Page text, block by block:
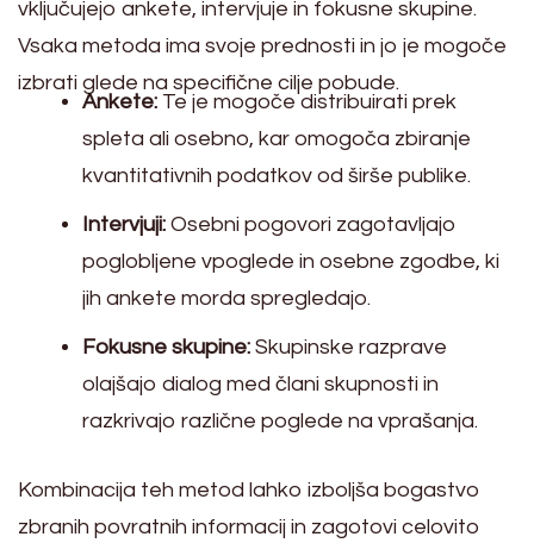
vključujejo ankete, intervjuje in fokusne skupine.
Vsaka metoda ima svoje prednosti in jo je mogoče
izbrati glede na specifične cilje pobude.
Ankete: Te je mogoče distribuirati prek
spleta ali osebno, kar omogoča zbiranje
kvantitativnih podatkov od širše publike.
Intervjuji: Osebni pogovori zagotavljajo
poglobljene vpoglede in osebne zgodbe, ki
jih ankete morda spregledajo.
Fokusne skupine: Skupinske razprave
olajšajo dialog med člani skupnosti in
razkrivajo različne poglede na vprašanja.
Kombinacija teh metod lahko izboljša bogastvo
zbranih povratnih informacij in zagotovi celovito